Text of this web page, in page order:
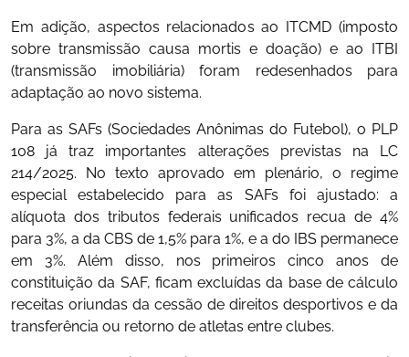
Em adição, aspectos relacionados ao ITCMD (imposto
sobre transmissão causa mortis e doação) e ao ITBI
(transmissão imobiliária) foram redesenhados para
adaptação ao novo sistema.
Para as SAFs (Sociedades Anônimas do Futebol), o PLP
108 já traz importantes alterações previstas na LC
214/2025. No texto aprovado em plenário, o regime
especial estabelecido para as SAFs foi ajustado: a
alíquota dos tributos federais unificados recua de 4%
para 3%, a da CBS de 1,5% para 1%, e a do IBS permanece
em 3%. Além disso, nos primeiros cinco anos de
constituição da SAF, ficam excluídas da base de cálculo
receitas oriundas da cessão de direitos desportivos e da
transferência ou retorno de atletas entre clubes.